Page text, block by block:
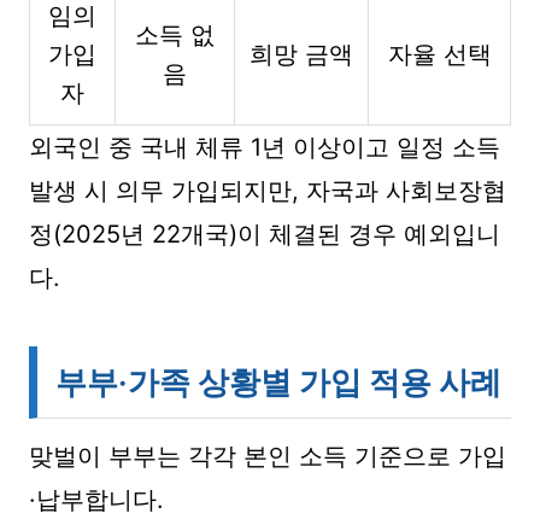
임의
가입
자
소득 없
음
희망 금액 자율 선택
외국인 중 국내 체류 1년 이상이고 일정 소득
발생 시 의무 가입되지만, 자국과 사회보장협
정(2025년 22개국)이 체결된 경우 예외입니
다.
부부·가족 상황별 가입 적용 사례
맞벌이 부부는 각각 본인 소득 기준으로 가입
·납부합니다.